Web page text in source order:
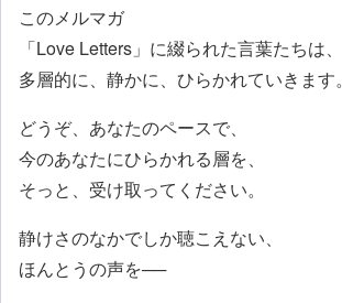
このメルマガ
「Love Letters」に綴られた言葉たちは、
多層的に、静かに、ひらかれていきます。
どうぞ、あなたのペースで、
今のあなたにひらかれる層を、
そっと、受け取ってください。
静けさのなかでしか聴こえない、
ほんとうの声を──